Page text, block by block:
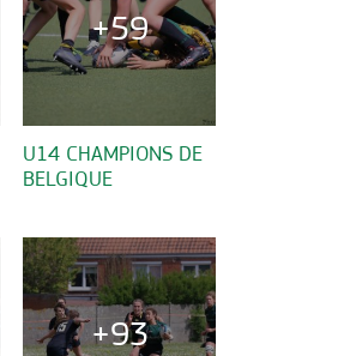
+59
U14 CHAMPIONS DE
BELGIQUE
+93